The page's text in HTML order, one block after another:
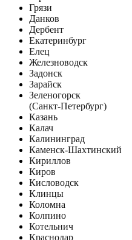
Грязи
Данков
Дербент
Екатеринбург
Елец
Железноводск
Задонск
Зарайск
Зеленогорск
(Санкт-Петербург)
Казань
Калач
Калининград
Каменск-Шахтинский
Кириллов
Киров
Кисловодск
Клинцы
Коломна
Колпино
Котельнич
Краснодар